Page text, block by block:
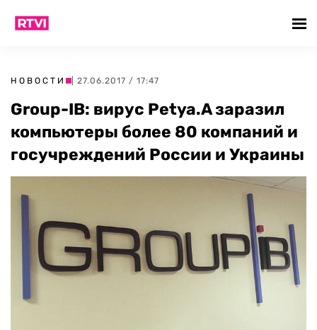
НОВОСТИ | 27.06.2017 / 17:47
Group-IB: вирус Petya.A заразил
компьютеры более 80 компаний и
госучреждений России и Украины